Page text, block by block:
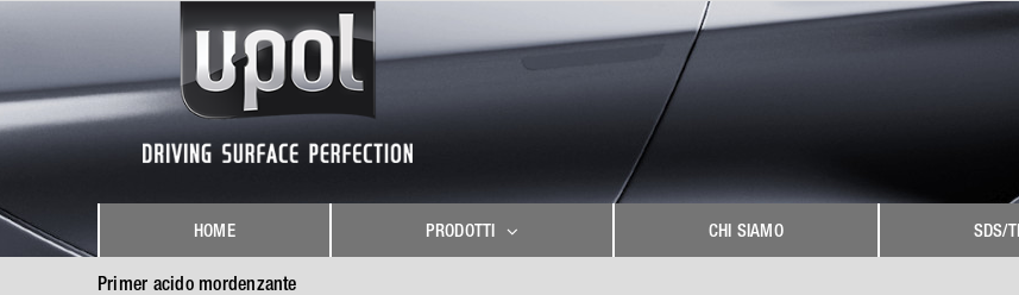
HOME PRODOTTI CHI SIAMO SDS/
Primer acido mordenzante